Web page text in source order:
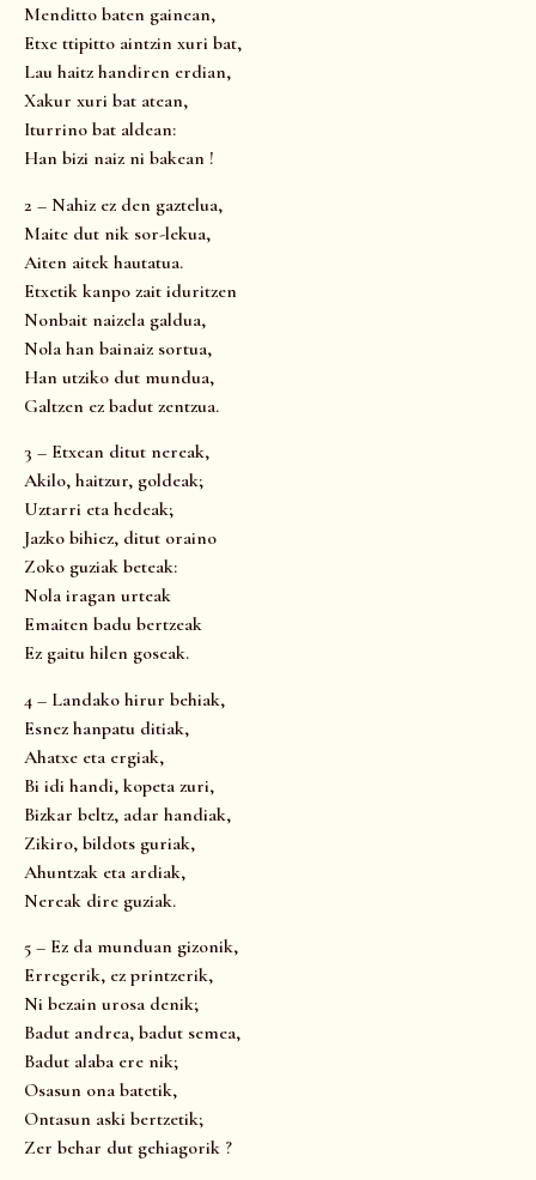
Menditto baten gainean,
Etxe ttipitto aintzin xuri bat,
Lau haitz handiren erdian,
Xakur xuri bat atean,
Iturrino bat aldean:
Han bizi naiz ni bakean !
2 – Nahiz ez den gaztelua,
Maite dut nik sor-lekua,
Aiten aitek hautatua.
Etxetik kanpo zait iduritzen
Nonbait naizela galdua,
Nola han bainaiz sortua,
Han utziko dut mundua,
Galtzen ez badut zentzua.
3 – Etxean ditut nereak,
Akilo, haitzur, goldeak;
Uztarri eta hedeak;
Jazko bihiez, ditut oraino
Zoko guziak beteak:
Nola iragan urteak
Emaiten badu bertzeak
Ez gaitu hilen goseak.
4 – Landako hirur behiak,
Esnez hanpatu ditiak,
Ahatxe eta ergiak,
Bi idi handi, kopeta zuri,
Bizkar beltz, adar handiak,
Zikiro, bildots guriak,
Ahuntzak eta ardiak,
Nereak dire guziak.
5 – Ez da munduan gizonik,
Erregerik, ez printzerik,
Ni bezain urosa denik;
Badut andrea, badut semea,
Badut alaba ere nik;
Osasun ona batetik,
Ontasun aski bertzetik;
Zer behar dut gehiagorik ?